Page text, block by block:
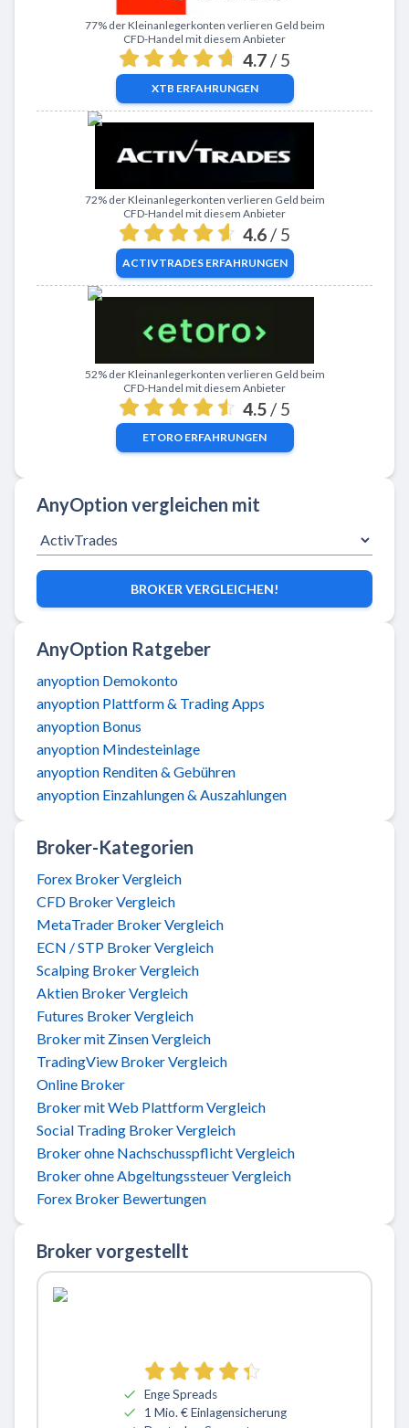
Zu XTB
77% der Kleinanlegerkonten verlieren Geld beim
CFD-Handel mit diesem Anbieter
4.7 / 5
XTB ERFAHRUNGEN
Zu ActivTrades
72% der Kleinanlegerkonten verlieren Geld beim
CFD-Handel mit diesem Anbieter
4.6 / 5
ACTIVTRADESERFAHRUNGEN
Zu eToro
52% der Kleinanlegerkonten verlieren Geld beim
CFD-Handel mit diesem Anbieter
4.5 / 5
ETORO ERFAHRUNGEN
AnyOption vergleichen mit
BROKER VERGLEICHEN!
AnyOption Ratgeber
anyoption Demokonto
anyoption Plattform & Trading Apps
anyoption Bonus
anyoption Mindesteinlage
anyoption Renditen & Gebühren
anyoption Einzahlungen & Auszahlungen
Broker-Kategorien
Forex Broker Vergleich
CFD Broker Vergleich
MetaTrader Broker Vergleich
ECN / STP Broker Vergleich
Scalping Broker Vergleich
Aktien Broker Vergleich
Futures Broker Vergleich
Broker mit Zinsen Vergleich
TradingView Broker Vergleich
Online Broker
Broker mit Web Plattform Vergleich
Social Trading Broker Vergleich
Broker ohne Nachschusspflicht Vergleich
Broker ohne Abgeltungssteuer Vergleich
Forex Broker Bewertungen
Broker vorgestellt
Enge Spreads
1 Mio. € Einlagensicherung